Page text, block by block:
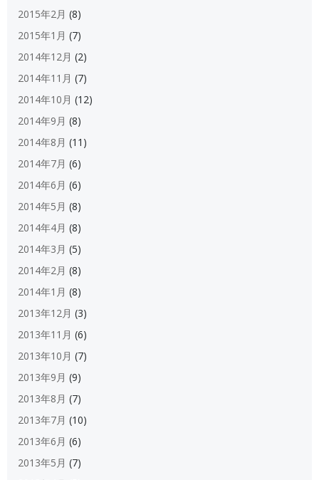
2015年2月 (8)
2015年1月 (7)
2014年12月 (2)
2014年11月 (7)
2014年10月 (12)
2014年9月 (8)
2014年8月 (11)
2014年7月 (6)
2014年6月 (6)
2014年5月 (8)
2014年4月 (8)
2014年3月 (5)
2014年2月 (8)
2014年1月 (8)
2013年12月 (3)
2013年11月 (6)
2013年10月 (7)
2013年9月 (9)
2013年8月 (7)
2013年7月 (10)
2013年6月 (6)
2013年5月 (7)